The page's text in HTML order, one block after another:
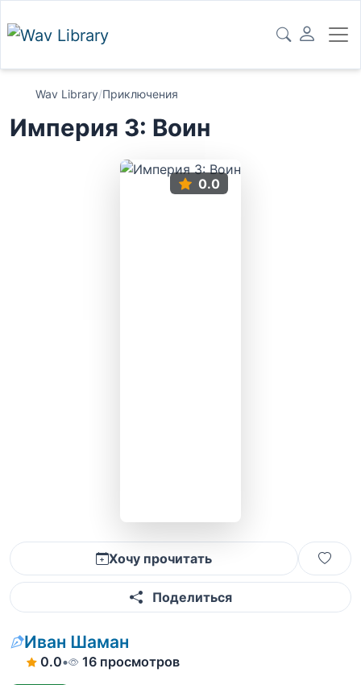
Wav Library/Приключения
Империя 3: Воин
0.0
Хочу прочитать
Поделиться
Иван Шаман
0.0• 16 просмотров